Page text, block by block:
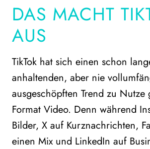
DAS MACHT
AUS
TikTok hat sich einen schon
anhaltenden, aber nie
ausgeschöpften Trend zu Nutze
Format Video. Denn während
Bilder, X auf Kurznachrichten,
einen Mix und LinkedIn auf